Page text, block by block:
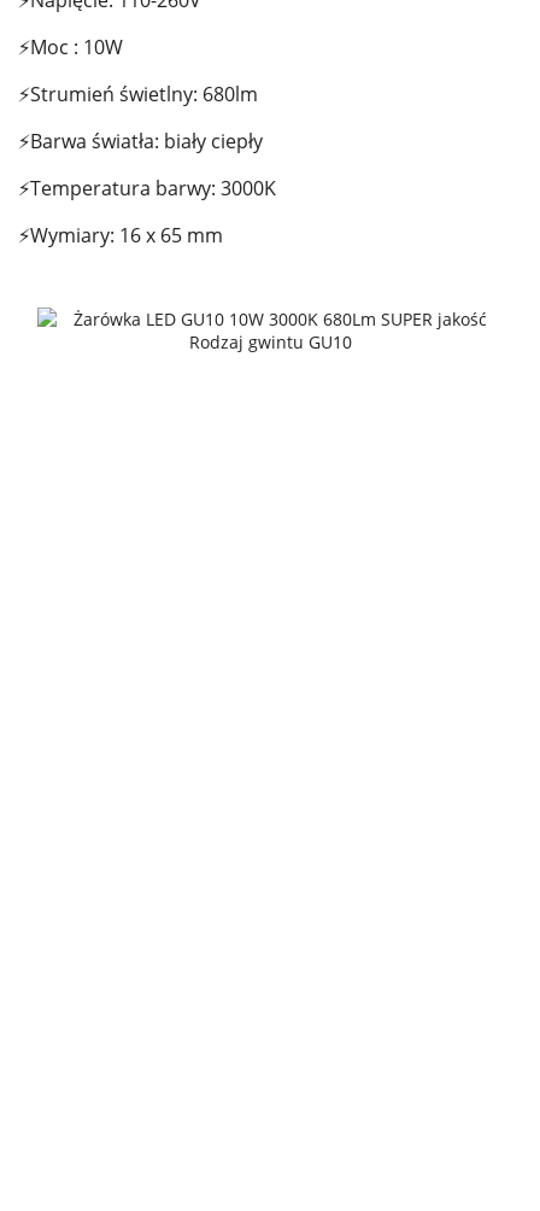
⚡Moc : 10W
⚡Strumień świetlny: 680lm
⚡Barwa światła: biały ciepły
⚡Temperatura barwy: 3000K
⚡Wymiary: 16 x 65 mm